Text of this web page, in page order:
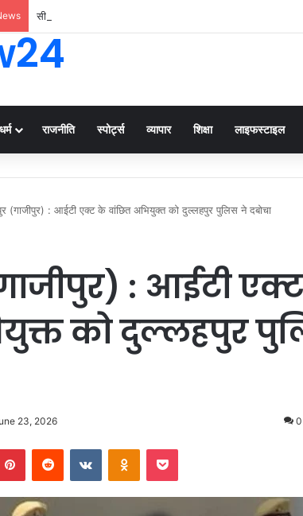
सीएम योगी ने लखनऊ में तिरंगा यात्रा का किया शुभारंभ: बोले- ‘तिरंगा
धर्म राजनीति स्पोर्ट्स व्यापार शिक्षा लाइफस्टाइल
(गाजीपुर) : आईटी एक्ट के वांछित अभियुक्त को दुल्लहपुर पुलिस ने दबोचा
: आईटी
को दुल्लहपुर
23, 2026 0